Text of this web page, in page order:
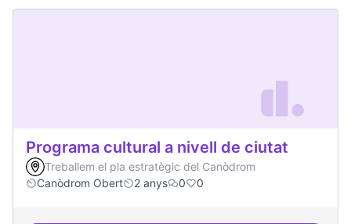
Programa cultural a nivell de ciutat
Treballem el pla estratègic del Canòdrom
Canòdrom Obert
2 anys 0 0